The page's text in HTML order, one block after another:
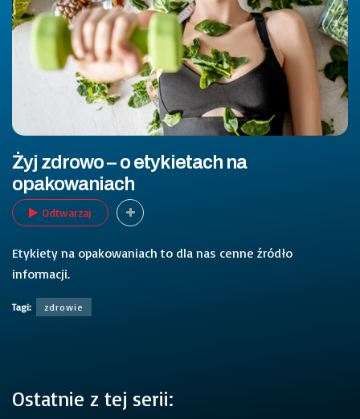
Żyj zdrowo – o etykietach na
opakowaniach
Odtwarzaj
Etykiety na opakowaniach to dla nas cenne źródło
informacji.
Tagi: zdrowie
Ostatnie z tej serii: